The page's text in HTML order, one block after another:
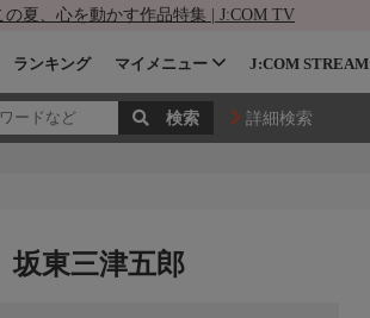
の夏、心を動かす作品特集 | J:COM TV
ランキング マイメニュー J:COM STREAM
詳細検索
東三津五郎